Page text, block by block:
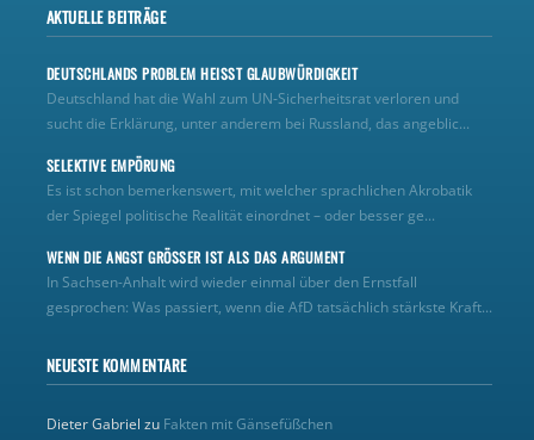
AKTUELLE BEITRÄGE
DEUTSCHLANDS PROBLEM HEISST GLAUBWÜRDIGKEIT
Deutschland hat die Wahl zum UN‑Sicherheitsrat verloren und
sucht die Erklärung, unter anderem bei Russland, das angeblic...
SELEKTIVE EMPÖRUNG
Es ist schon bemerkenswert, mit welcher sprachlichen Akrobatik
der Spiegel politische Realität einordnet – oder besser ge...
WENN DIE ANGST GRÖSSER IST ALS DAS ARGUMENT
In Sachsen-Anhalt wird wieder einmal über den Ernstfall
gesprochen: Was passiert, wenn die AfD tatsächlich stärkste Kraft...
NEUESTE KOMMENTARE
Dieter Gabriel zu Fakten mit Gänsefüßchen